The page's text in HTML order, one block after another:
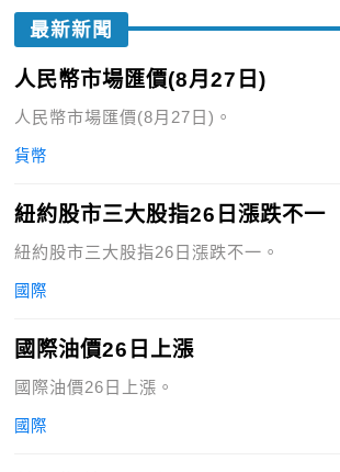
最新新聞
人民幣市場匯價(8月27日)
人民幣市場匯價(8月27日)。
貨幣
紐約股市三大股指26日漲跌不一
紐約股市三大股指26日漲跌不一。
國際
國際油價26日上漲
國際油價26日上漲。
國際